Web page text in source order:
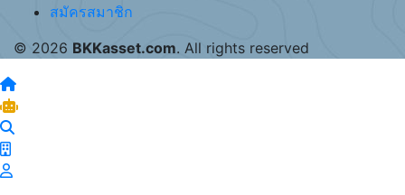
สมัครสมาชิก
© 2026 BKKasset.com. All rights reserved